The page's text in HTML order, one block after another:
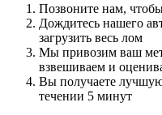
Позвоните нам,
Дождитесь нашего
загрузить весь лом
Мы привозим ваш
взвешиваем и
Вы получаете лучшую
течении 5 минут